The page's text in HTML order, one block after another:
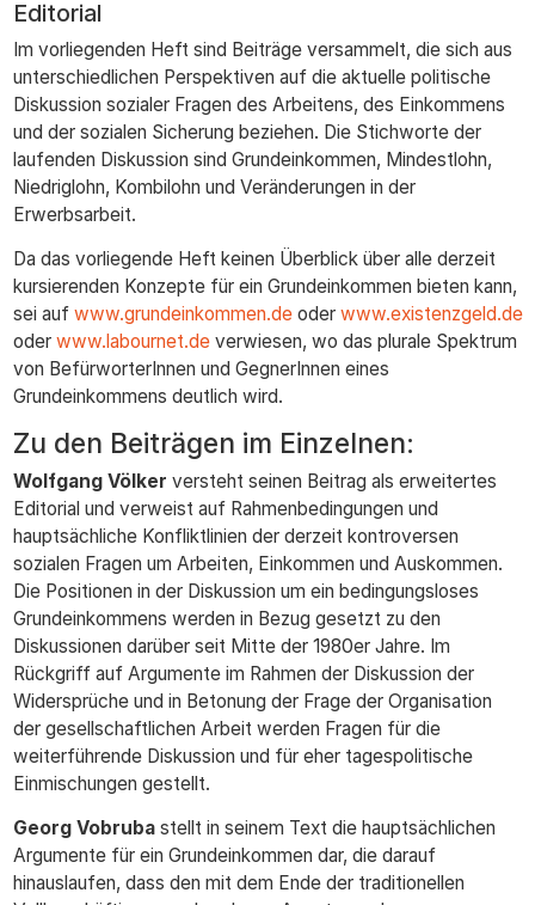
Editorial
Im vorliegenden Heft sind Beiträge versammelt, die sich aus
unterschiedlichen Perspektiven auf die aktuelle politische
Diskussion sozialer Fragen des Arbeitens, des Einkommens
und der sozialen Sicherung beziehen. Die Stichworte der
laufenden Diskussion sind Grundeinkommen, Mindestlohn,
Niedriglohn, Kombilohn und Veränderungen in der
Erwerbsarbeit.
Da das vorliegende Heft keinen Überblick über alle derzeit
kursierenden Konzepte für ein Grundeinkommen bieten kann,
sei auf www.grundeinkommen.deoder www.existenzgeld.de
oder www.labournet.deverwiesen, wo das plurale Spektrum
von BefürworterInnen und GegnerInnen eines
Grundeinkommens deutlich wird.
Zu den Beiträgen im Einzelnen:
Wolfgang Völker versteht seinen Beitrag als erweitertes
Editorial und verweist auf Rahmenbedingungen und
hauptsächliche Konfliktlinien der derzeit kontroversen
sozialen Fragen um Arbeiten, Einkommen und Auskommen.
Die Positionen in der Diskussion um ein bedingungsloses
Grundeinkommens werden in Bezug gesetzt zu den
Diskussionen darüber seit Mitte der 1980er Jahre. Im
Rückgriff auf Argumente im Rahmen der Diskussion der
Widersprüche und in Betonung der Frage der Organisation
der gesellschaftlichen Arbeit werden Fragen für die
weiterführende Diskussion und für eher tagespolitische
Einmischungen gestellt.
Georg Vobrubastellt in seinem Text die hauptsächlichen
Argumente für ein Grundeinkommen dar, die darauf
hinauslaufen, dass den mit dem Ende der traditionellen